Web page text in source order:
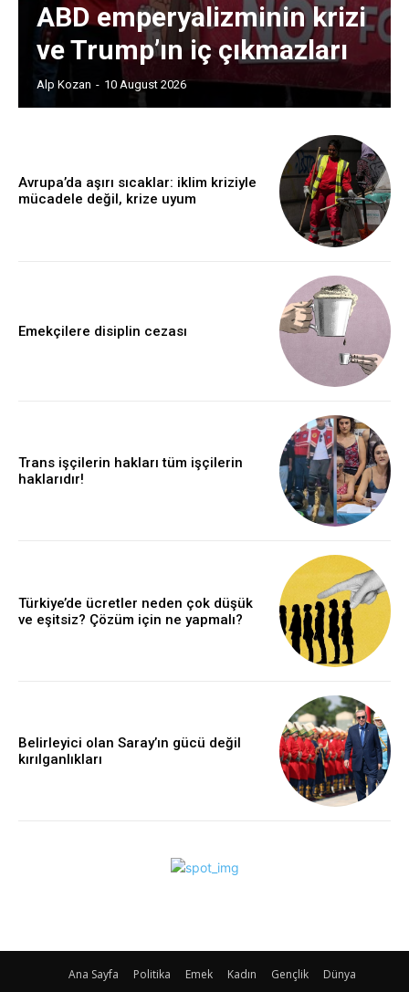
ABD emperyalizminin krizi
ve Trump’ın iç çıkmazları
Alp Kozan - 10 August 2026
Avrupa’da aşırı sıcaklar: iklim kriziyle
mücadele değil, krize uyum
Emekçilere disiplin cezası
Trans işçilerin hakları tüm işçilerin
haklarıdır!
Türkiye’de ücretler neden çok düşük
ve eşitsiz? Çözüm için ne yapmalı?
Belirleyici olan Saray’ın gücü değil
kırılganlıkları
Ana Sayfa Politika Emek Kadın Gençlik Dünya